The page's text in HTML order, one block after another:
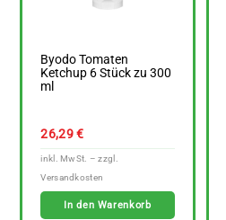
Byodo Tomaten
Ketchup 6 Stück zu 300
ml
26,29€
In den Warenkorb